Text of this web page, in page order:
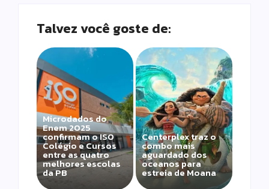
Talvez você goste de:
Microdados do
Enem 2025
confirmam o ISO
Colégio e Cursos
entre as quatro
melhores escolas
da PB
Centerplex traz o
combo mais
aguardado dos
oceanos para
estreia de Moana